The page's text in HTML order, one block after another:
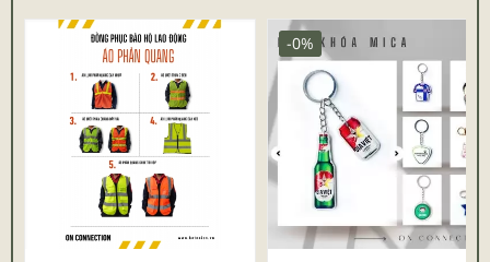
-0%